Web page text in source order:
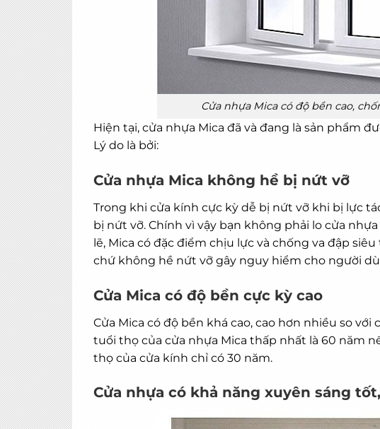
Cửa nhựa Mica có độ bền cao,
Hiện tại, cửa nhựa Mica đã và đang là sản phẩm
Lý do là bởi:
Cửa nhựa Mica không hề bị nứt vỡ
Trong khi cửa kính cực kỳ dễ bị nứt vỡ khi bị lực
bị nứt vỡ. Chính vì vậy bạn không phải lo cửa
lẽ, Mica có đặc điểm chịu lực và chống va đập
chứ không hề nứt vỡ gây nguy hiểm cho người
Cửa Mica có độ bền cực kỳ cao
Cửa Mica có độ bền khá cao, cao hơn nhiều so
tuổi thọ của cửa nhựa Mica thấp nhất là 60 năm
thọ của cửa kính chỉ có 30 năm.
Cửa nhựa có khả năng xuyên sáng